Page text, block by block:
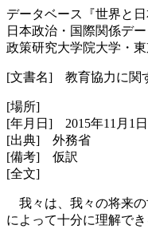
データベース『世界と
日本政治・国際関係デ
政策研究大学院大学・
[文書名] 教育協力に関
[場所]
[年月日] 2015年11月1日
[出典] 外務省
[備考] 仮訳
[全文]
我々は、我々の将来の
によって十分に理解で